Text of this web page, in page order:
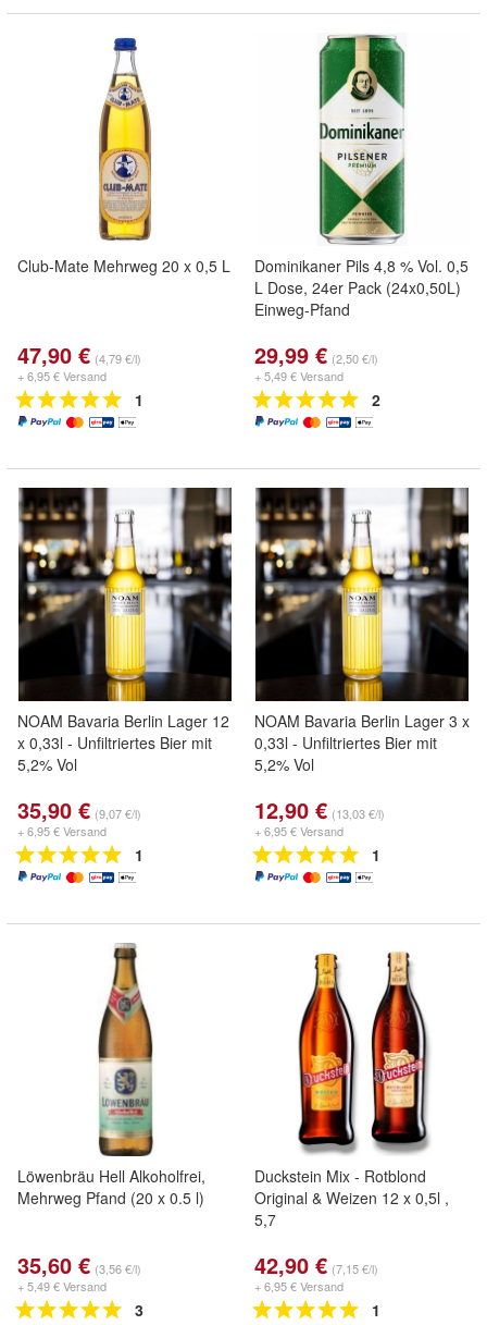
Club-Mate Mehrweg 20 x 0,5 L
47,90 € (4,79 €/l)
+ 6,95 € Versand
1
Dominikaner Pils 4,8 % Vol. 0,5
L Dose, 24er Pack (24x0,50L)
Einweg-Pfand
29,99 € (2,50 €/l)
+ 5,49 € Versand
2
NOAM Bavaria Berlin Lager 12
x 0,33l - Unfiltriertes Bier mit
5,2% Vol
35,90 € (9,07 €/l)
+ 6,95 € Versand
1
NOAM Bavaria Berlin Lager 3 x
0,33l - Unfiltriertes Bier mit
5,2% Vol
12,90 € (13,03 €/l)
+ 6,95 € Versand
1
Löwenbräu Hell Alkoholfrei,
Mehrweg Pfand (20 x 0.5 l)
35,60 € (3,56 €/l)
+ 5,49 € Versand
3
Duckstein Mix - Rotblond
Original & Weizen 12 x 0,5l ,
5,7
42,90 € (7,15 €/l)
+ 6,95 € Versand
1